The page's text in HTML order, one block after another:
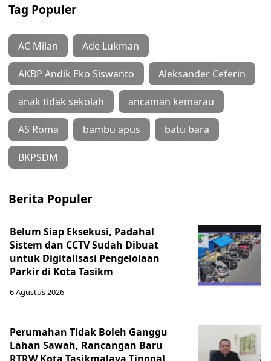
Tag Populer
AC Milan Ade Lukman
AKBP Andik Eko Siswanto Aleksander Ceferin
anak tidak sekolah ancaman kemarau
AS Roma bambu apus batu bara
BKPSDM
Berita Populer
Belum Siap Eksekusi, Padahal
Sistem dan CCTV Sudah Dibuat
untuk Digitalisasi Pengelolaan
Parkir di Kota Tasikm
6 Agustus 2026
Perumahan Tidak Boleh Ganggu
Lahan Sawah, Rancangan Baru